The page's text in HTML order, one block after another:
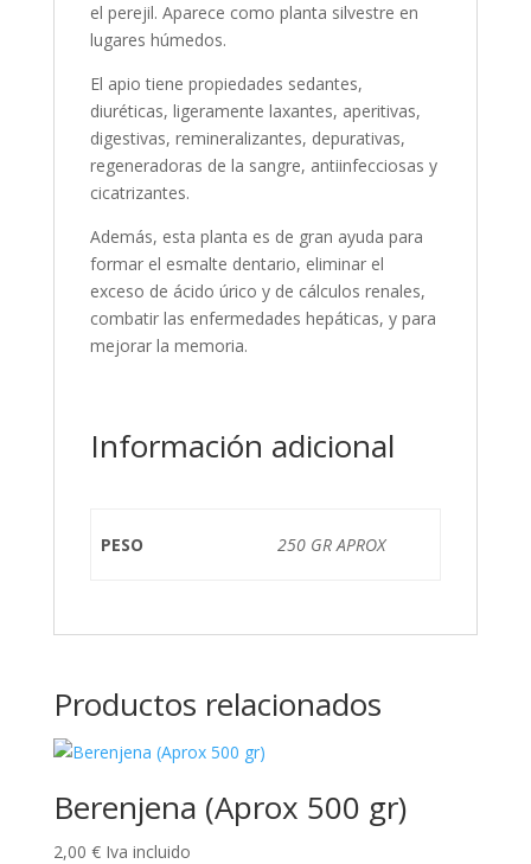
el perejil. Aparece como planta silvestre en
lugares húmedos.
El apio tiene propiedades sedantes,
diuréticas, ligeramente laxantes, aperitivas,
digestivas, remineralizantes, depurativas,
regeneradoras de la sangre, antiinfecciosas y
cicatrizantes.
Además, esta planta es de gran ayuda para
formar el esmalte dentario, eliminar el
exceso de ácido úrico y de cálculos renales,
combatir las enfermedades hepáticas, y para
mejorar la memoria.
Información adicional
PESO 250 GR APROX
Productos relacionados
Berenjena (Aprox 500 gr)
2,00 € Iva incluido